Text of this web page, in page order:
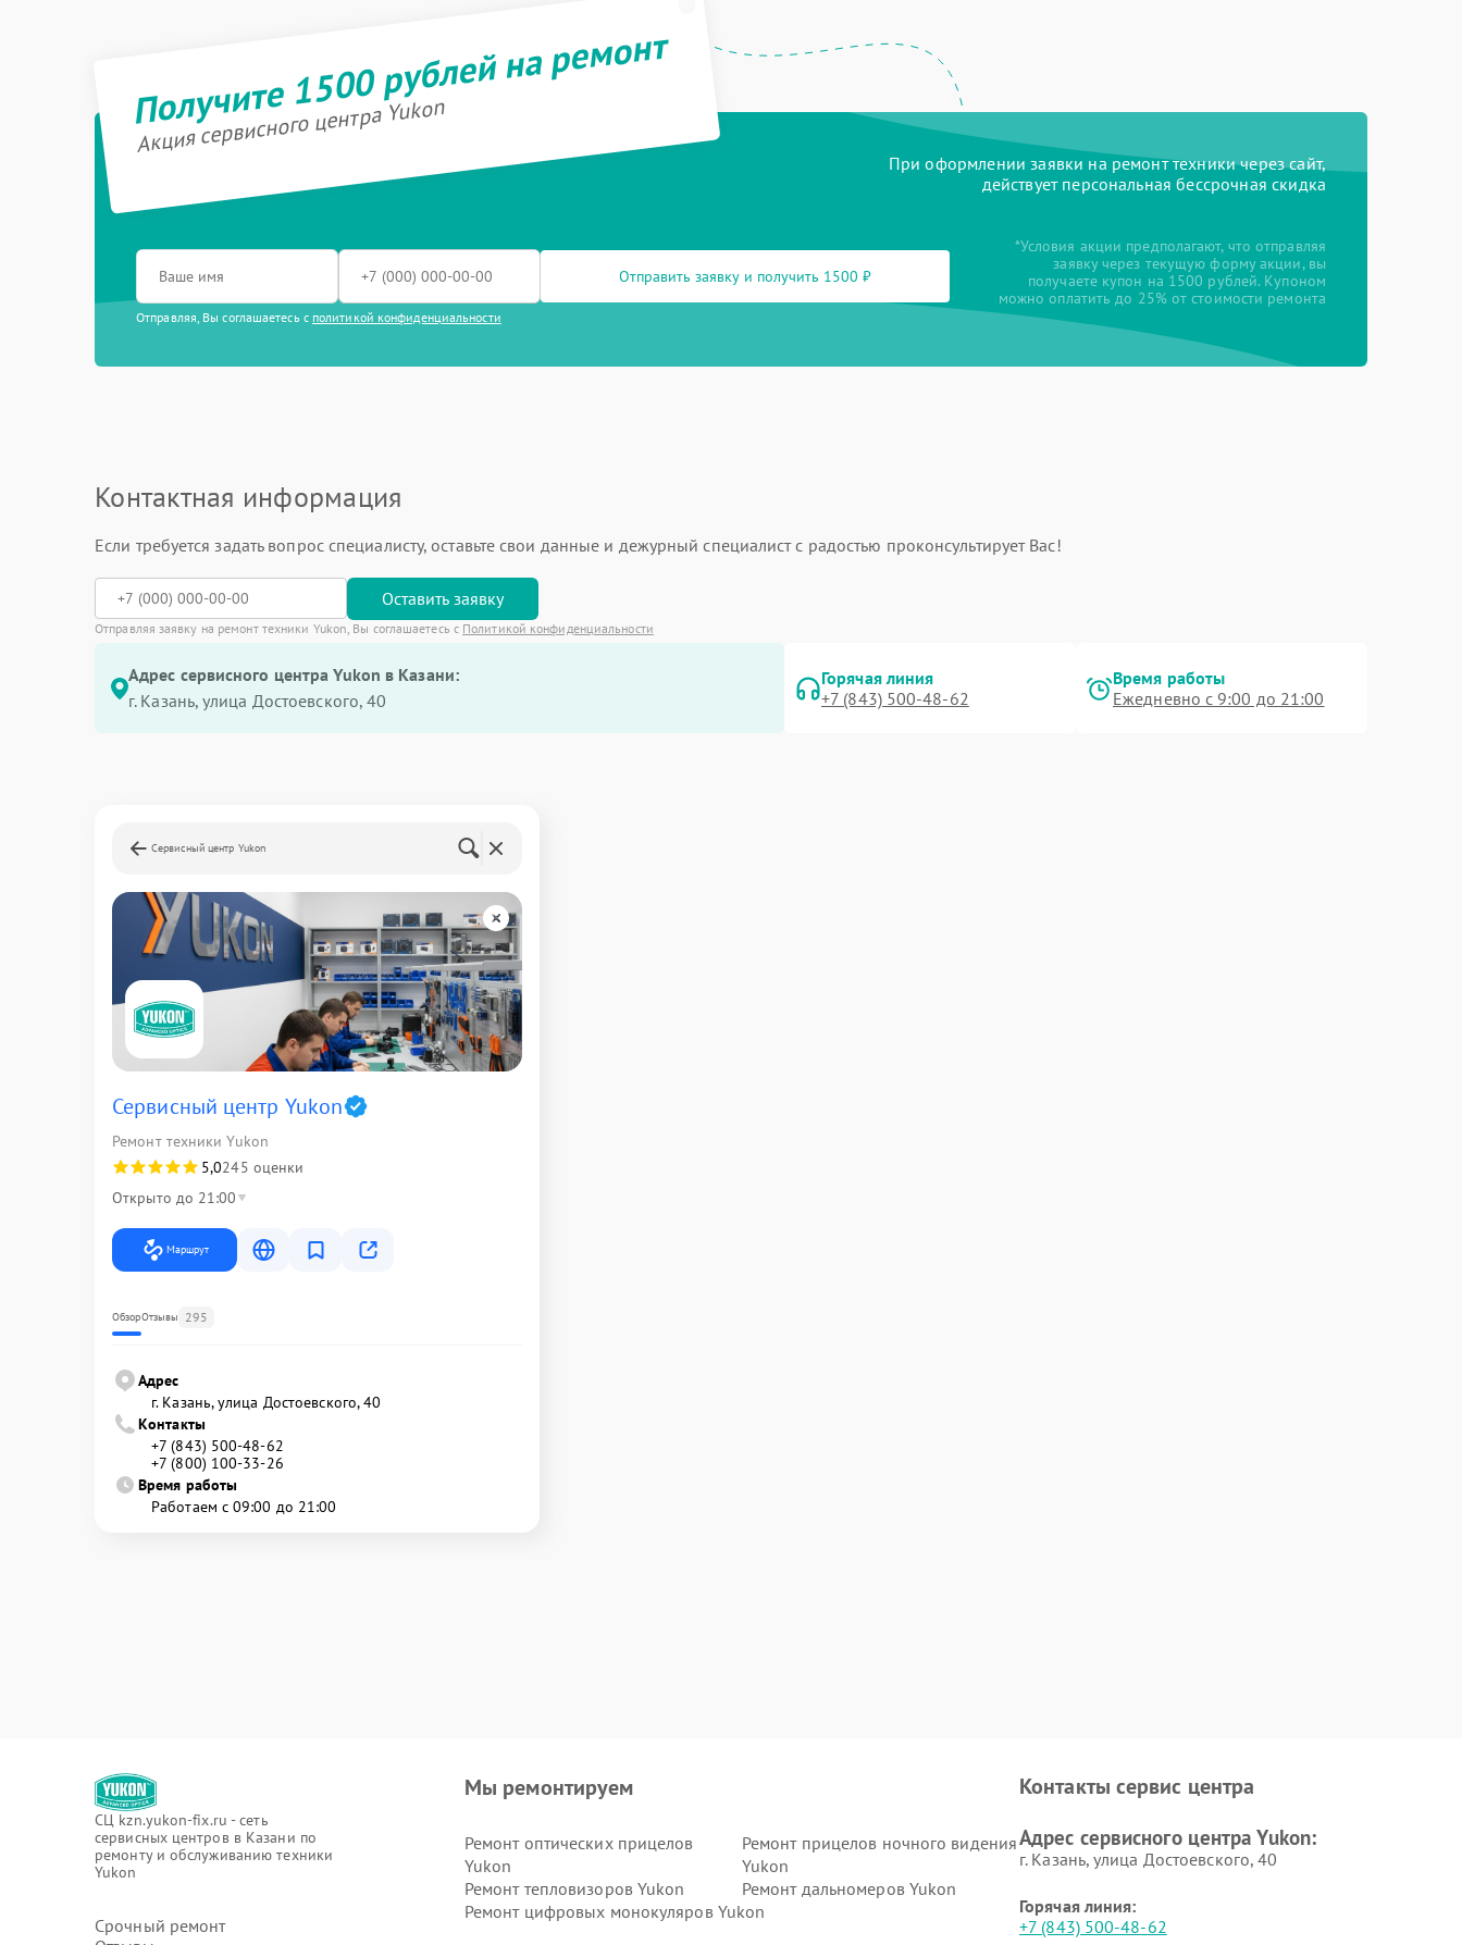
Получите 1500 рублей на ремонт
Акция сервисного центра Yukon
При оформлении заявки на ремонт техники через сайт,
действует персональная бессрочная скидка
Отправить заявку и получить 1500 ₽
Отправляя, Вы соглашаетесь с политикой конфиденциальности
*Условия акции предполагают, что отправляя
заявку через текущую форму акции, вы
получаете купон на 1500 рублей. Купоном
можно оплатить до 25% от стоимости ремонта
Контактная информация
Если требуется задать вопрос специалисту, оставьте свои данные и дежурный специалист с радостью проконсультирует Вас!
Оставить заявку
Отправляя заявку на ремонт техники Yukon, Вы соглашаетесь с Политикой конфиденциальности
Адрес сервисного центра Yukon в Казани:
г. Казань, улица Достоевского, 40
Горячая линия
+7 (843) 500-48-62
Время работы
Ежедневно с 9:00 до 21:00
Сервисный центр Yukon
Сервисный центр Yukon
Ремонт техники Yukon
5,0245 оценки
Открыто до 21:00
Маршрут
ОбзорОтзывы 295
Адрес
г. Казань, улица Достоевского, 40
Контакты
+7 (843) 500-48-62
+7 (800) 100-33-26
Время работы
Работаем с 09:00 до 21:00
СЦ kzn.yukon-fix.ru - сеть
сервисных центров в Казани по
ремонту и обслуживанию техники
Yukon
Срочный ремонт
Мы ремонтируем
Ремонт оптических прицелов
Yukon
Ремонт прицелов ночного видения
Yukon
Ремонт тепловизоров Yukon
Ремонт дальномеров Yukon
Ремонт цифровых монокуляров Yukon
Контакты сервис центра
Адрес сервисного центра Yukon:
г. Казань, улица Достоевского, 40
Горячая линия:
+7 (843) 500-48-62